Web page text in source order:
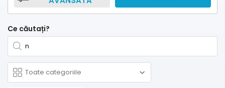
Ce căutați?